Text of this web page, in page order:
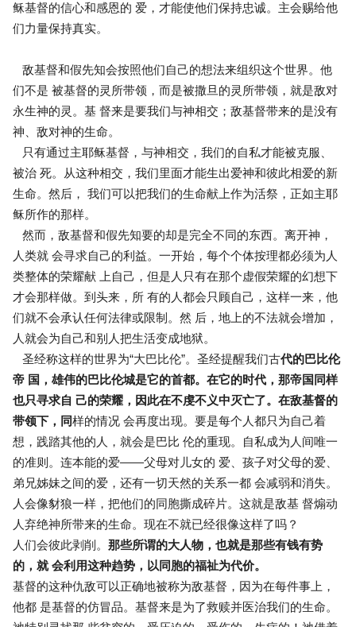
稣基督的信心和感恩的 爱，才能使他们保持忠诚。主会赐给他
们力量保持真实。
敌基督和假先知会按照他们自己的想法来组织这个世界。他
们不是 被基督的灵所带领，而是被撒旦的灵所带领，就是敌对
永生神的灵。基 督来是要我们与神相交；敌基督带来的是没有
神、敌对神的生命。
只有通过主耶稣基督，与神相交，我们的自私才能被克服、
被治 死。从这种相交，我们里面才能生出爱神和彼此相爱的新
生命。然后， 我们可以把我们的生命献上作为活祭，正如主耶
稣所作的那样。
然而，敌基督和假先知要的却是完全不同的东西。离开神，
人类就 会寻求自己的利益。一开始，每个个体按理都必须为人
类整体的荣耀献 上自己，但是人只有在那个虚假荣耀的幻想下
才会那样做。到头来，所 有的人都会只顾自己，这样一来，他
们就不会承认任何法律或限制。然 后，地上的不法就会增加，
人就会为自己和别人把生活变成地狱。
圣经称这样的世界为“大巴比伦”。圣经提醒我们古代的巴比伦
帝 国，雄伟的巴比伦城是它的首都。在它的时代，那帝国同样
也只寻求自 己的荣耀，因此在不虔不义中灭亡了。在敌基督的
带领下，同样的情况 会再度出现。要是每个人都只为自己着
想，践踏其他的人，就会是巴比 伦的重现。自私成为人间唯一
的准则。连本能的爱——父母对儿女的 爱、孩子对父母的爱、
弟兄姊妹之间的爱，还有一切天然的关系一都 会减弱和消失。
人会像豺狼一样，把他们的同胞撕成碎片。这就是敌基 督煽动
人弃绝神所带来的生命。现在不就已经很像这样了吗？
人们会彼此剥削。 那些所谓的大人物，也就是那些有钱有势
的，就 会利用这种趋势，以同胞的福祉为代价。
基督的这种仇敌可以正确地被称为敌基督，因为在每件事上，
他都 是基督的仿冒品。基督来是为了救赎并医治我们的生命。